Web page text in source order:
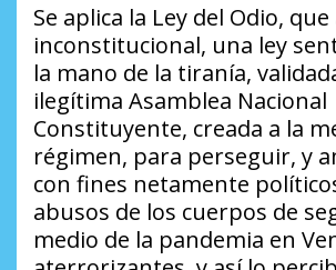
Se aplica la Ley del Odio,
inconstitucional, una ley
la mano de la tiranía,
ilegítima Asamblea Nacional
Constituyente, creada a la
régimen, para perseguir, y
con fines netamente
abusos de los cuerpos de
medio de la pandemia en